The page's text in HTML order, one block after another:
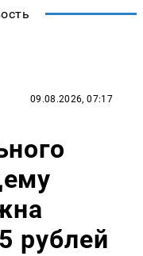
09.08.2026, 07:17
рублей